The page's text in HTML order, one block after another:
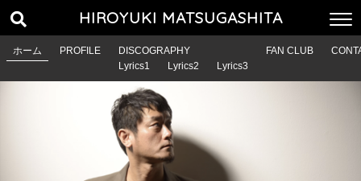
HIROYUKI MATSUGASHITA
ホーム PROFILE
DISCOGRAPHY
Lyrics1
Lyrics2 Lyrics3
FAN CLUB